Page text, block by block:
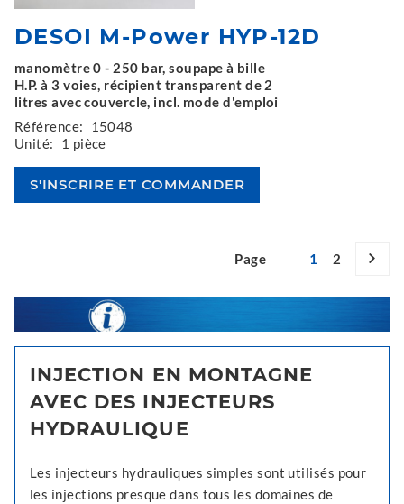
DESOI M-Power HYP-12D
manomètre 0 - 250 bar, soupape à bille
H.P. à 3 voies, récipient transparent de 2
litres avec couvercle, incl. mode d'emploi
Référence:
15048
Unité:
1 pièce
Page 1 2
INJECTION EN MONTAGNE
AVEC DES INJECTEURS
HYDRAULIQUE
Les injecteurs hydrauliques simples sont utilisés pour
les injections presque dans tous les domaines de